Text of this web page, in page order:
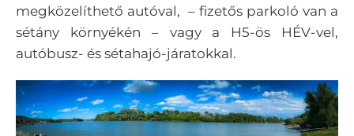
megközelíthető autóval, – fizetős parkoló van a
sétány környékén – vagy a H5-ös HÉV-vel,
autóbusz- és sétahajó-járatokkal.